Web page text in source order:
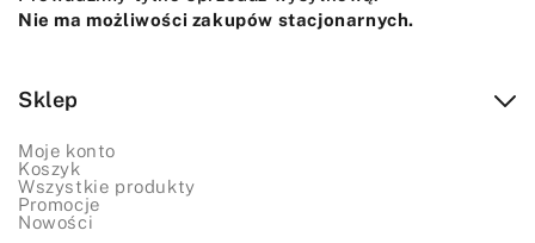
Nie ma możliwości zakupów stacjonarnych.
Sklep
Moje konto
Koszyk
Wszystkie produkty
Promocje
Nowości